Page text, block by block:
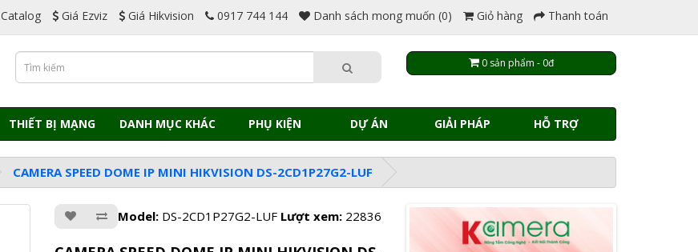
Catalog Giá Ezviz Giá Hikvision 0917 744 144 Danh sách mong muốn (0) Giỏ hàng Thanh toán
0 sản phẩm - 0đ
THIẾT BỊ MẠNG DANH MỤC KHÁC PHỤ KIỆN DỰ ÁN GIẢI PHÁP HỖ TRỢ
CAMERA SPEED DOME IP MINI HIKVISION DS-2CD1P27G2-LUF
Model: DS-2CD1P27G2-LUF Lượt xem: 22836